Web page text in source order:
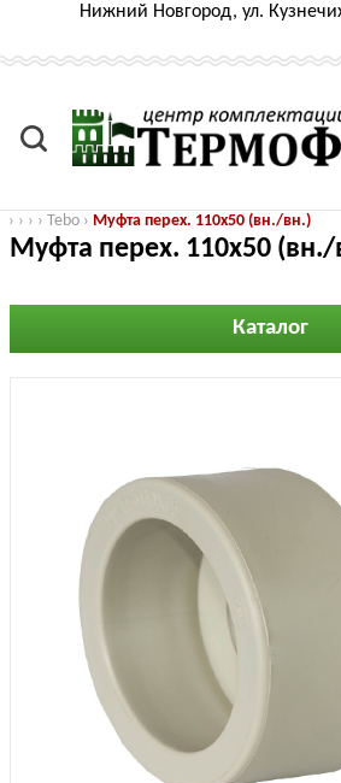
Нижний Новгород, ул.
› › › › Tebo › Муфта перех. 110x50 (вн./вн.)
Муфта перех. 110x50 (вн./
Каталог